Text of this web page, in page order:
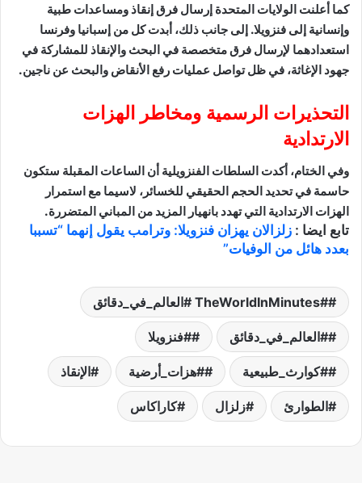
كما أعلنت الولايات المتحدة إرسال فرق إنقاذ ومساعدات طبية
وإنسانية إلى فنزويلا. إلى جانب ذلك، أبدت كل من إسبانيا وفرنسا
استعدادهما لإرسال فرق متخصصة في البحث والإنقاذ للمشاركة في
جهود الإغاثة، في ظل تواصل عمليات رفع الأنقاض والبحث عن ناجين.
التحذيرات الرسمية ومخاطر الهزات
الارتدادية
وفي الختام، أكدت السلطات الفنزويلية أن الساعات المقبلة ستكون
حاسمة في تحديد الحجم الحقيقي للخسائر، لاسيما مع استمرار
الهزات الارتدادية التي تهدد بانهيار المزيد من المباني المتضررة.
تابع ايضا : زلزالان يهزان فنزويلا: وترامب يقول إنهما “تسببا
بعدد هائل من الوفيات”
#TheWorldInMinutes #العالم_في_دقائق
#العالم_في_دقائق #فنزويلا
#كوارث_طبيعية #هزات_أرضية الإنقاذ
الطوارئ زلزال كاراكاس